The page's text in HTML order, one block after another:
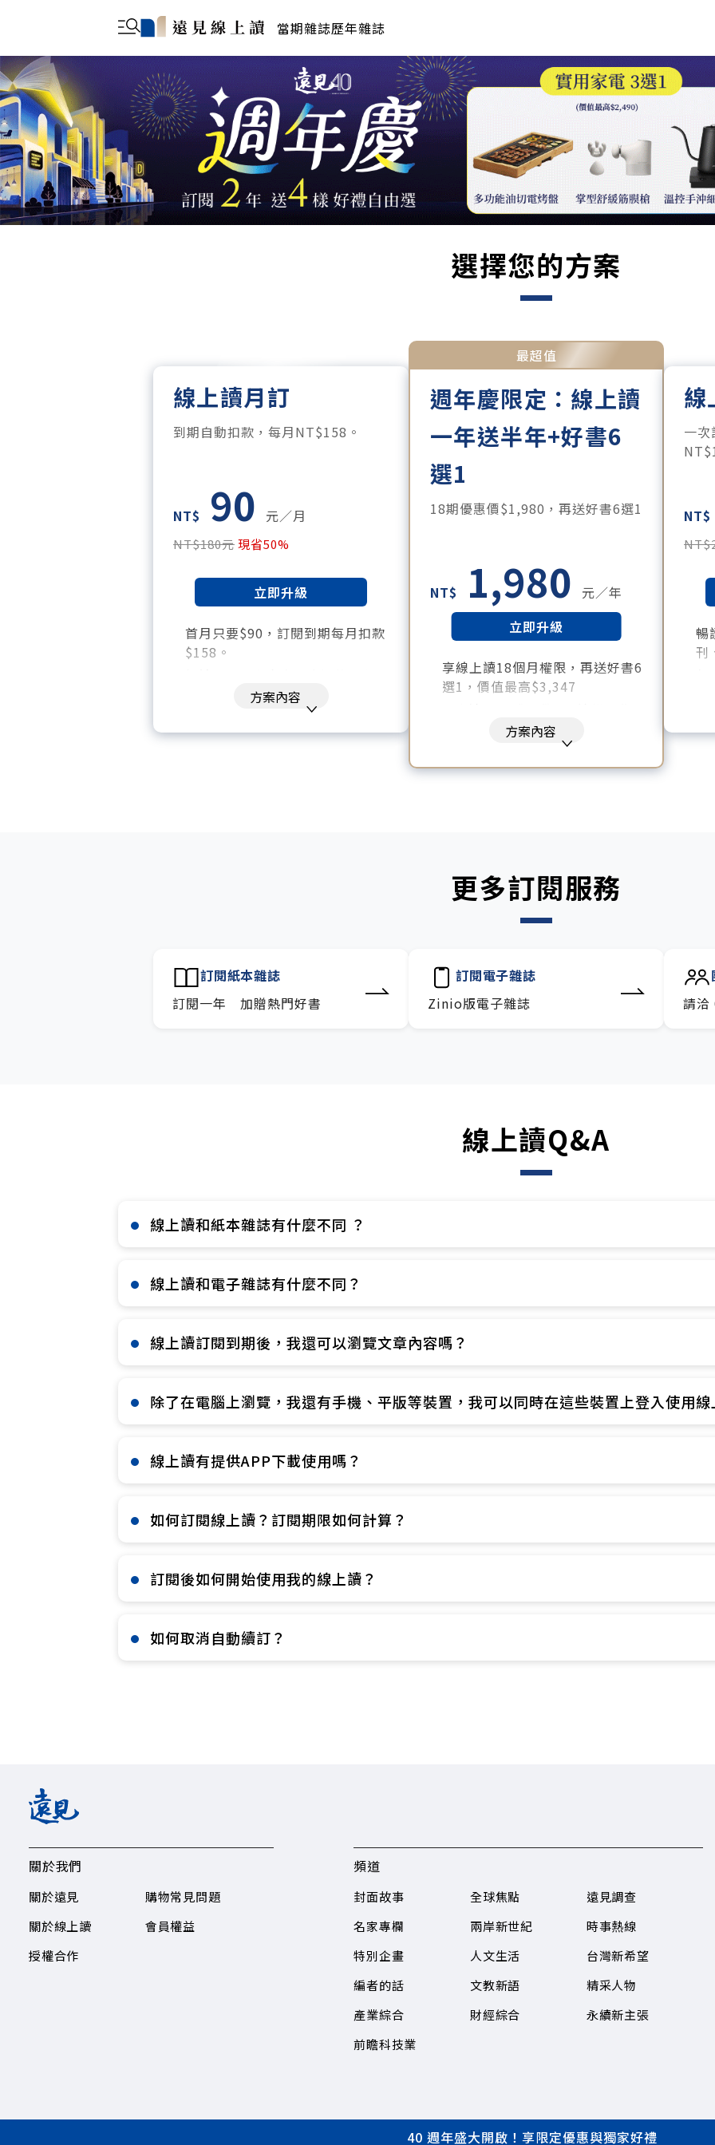
當期雜誌歷年雜誌
選擇您的方案
線上讀月訂
到期自動扣款，每月NT$158。
NT$ 90 元／月
NT$180元現省50%
立即升級
首月只要$90，訂閱到期每月扣款
$158。
刊、特刊。​
每「季」一場訂戶專屬空中沙龍。
每月下載編輯整理精華知識包。
方案內容
最超值
週年慶限定：線上讀
一年送半年+好書6
選1
18期優惠價$1,980，再送好書6選1
NT$ 1,980
元／年
立即升級
享線上讀18個月權限，再送好書6
選1，價值最高$3,347
好書清單：《大腦就是這樣工作
的》、《致富心態》、《高希均
回憶錄》、《激素平衡瘦身
課》、《黃仁勳傳》、《一如既
訂閱到期自動扣款。
每月下載編輯整理精華知識包。
方案內容
線
一
NT$
暢
刊
訂
更多訂閱服務
訂閱紙本雜誌
訂閱一年 加贈熱門好書
訂閱電子雜誌
Zinio版電子雜誌
請
線上讀Q&A
線上讀和紙本雜誌有什麼不同 ？​
線上讀和電子雜誌有什麼不同？​
線上讀訂閱到期後，我還可以瀏覽文章內容嗎？​
除了在電腦上瀏覽，我還有手機、平版等裝置，我可以同時在這些裝置上登入使用
線上讀有提供APP下載使用嗎？​
如何訂閱線上讀？訂閱期限如何計算？​
訂閱後如何開始使用我的線上讀？​
如何取消自動續訂？
關於我們
關於遠見
關於線上讀
授權合作
購物常見問題
會員權益
頻道
封面故事
名家專欄
特別企畫
編者的話
產業綜合
前瞻科技業
全球焦點
兩岸新世紀
人文生活
文教新語
財經綜合
遠見調查
時事熱線
台灣新希望
精采人物
永續新主張
40 週年盛大開啟！享限定優惠與獨家好禮